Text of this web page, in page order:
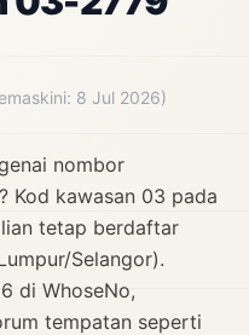
8 Jul 2026)
nombor
Kod kawasan 03 pada
tetap berdaftar
Selangor).
di WhoseNo,
tempatan seperti